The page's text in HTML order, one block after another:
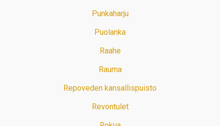
Punkaharju
Puolanka
Raahe
Rauma
Repoveden kansallispuisto
Revontulet